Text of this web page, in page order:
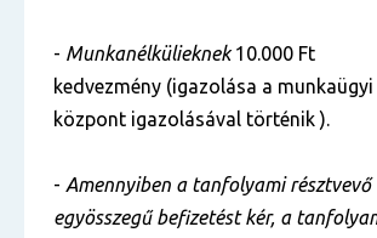
- Munkanélkülieknek10.000 Ft
kedvezmény (igazolása a munkaügyi
központ igazolásával történik ).
- Amennyiben a tanfolyami résztvevő
egyösszegű befizetést kér, a